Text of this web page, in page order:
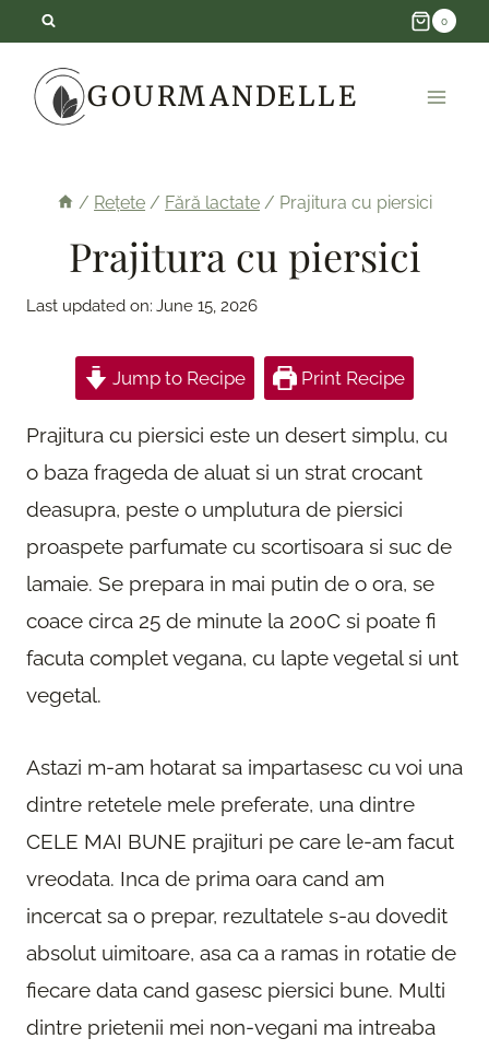
content
0
GOURMANDELLE
/ Rețete / Fără lactate / Prajitura cu piersici
Prajitura cu piersici
Last updated on: June 15, 2026
Jump to Recipe Print Recipe
Prajitura cu piersici este un desert simplu, cu
o baza frageda de aluat si un strat crocant
deasupra, peste o umplutura de piersici
proaspete parfumate cu scortisoara si suc de
lamaie. Se prepara in mai putin de o ora, se
coace circa 25 de minute la 200C si poate fi
facuta complet vegana, cu lapte vegetal si unt
vegetal.
Astazi m-am hotarat sa impartasesc cu voi una
dintre retetele mele preferate, una dintre
CELE MAI BUNE prajituri pe care le-am facut
vreodata. Inca de prima oara cand am
incercat sa o prepar, rezultatele s-au dovedit
absolut uimitoare, asa ca a ramas in rotatie de
fiecare data cand gasesc piersici bune. Multi
dintre prietenii mei non-vegani ma intreaba